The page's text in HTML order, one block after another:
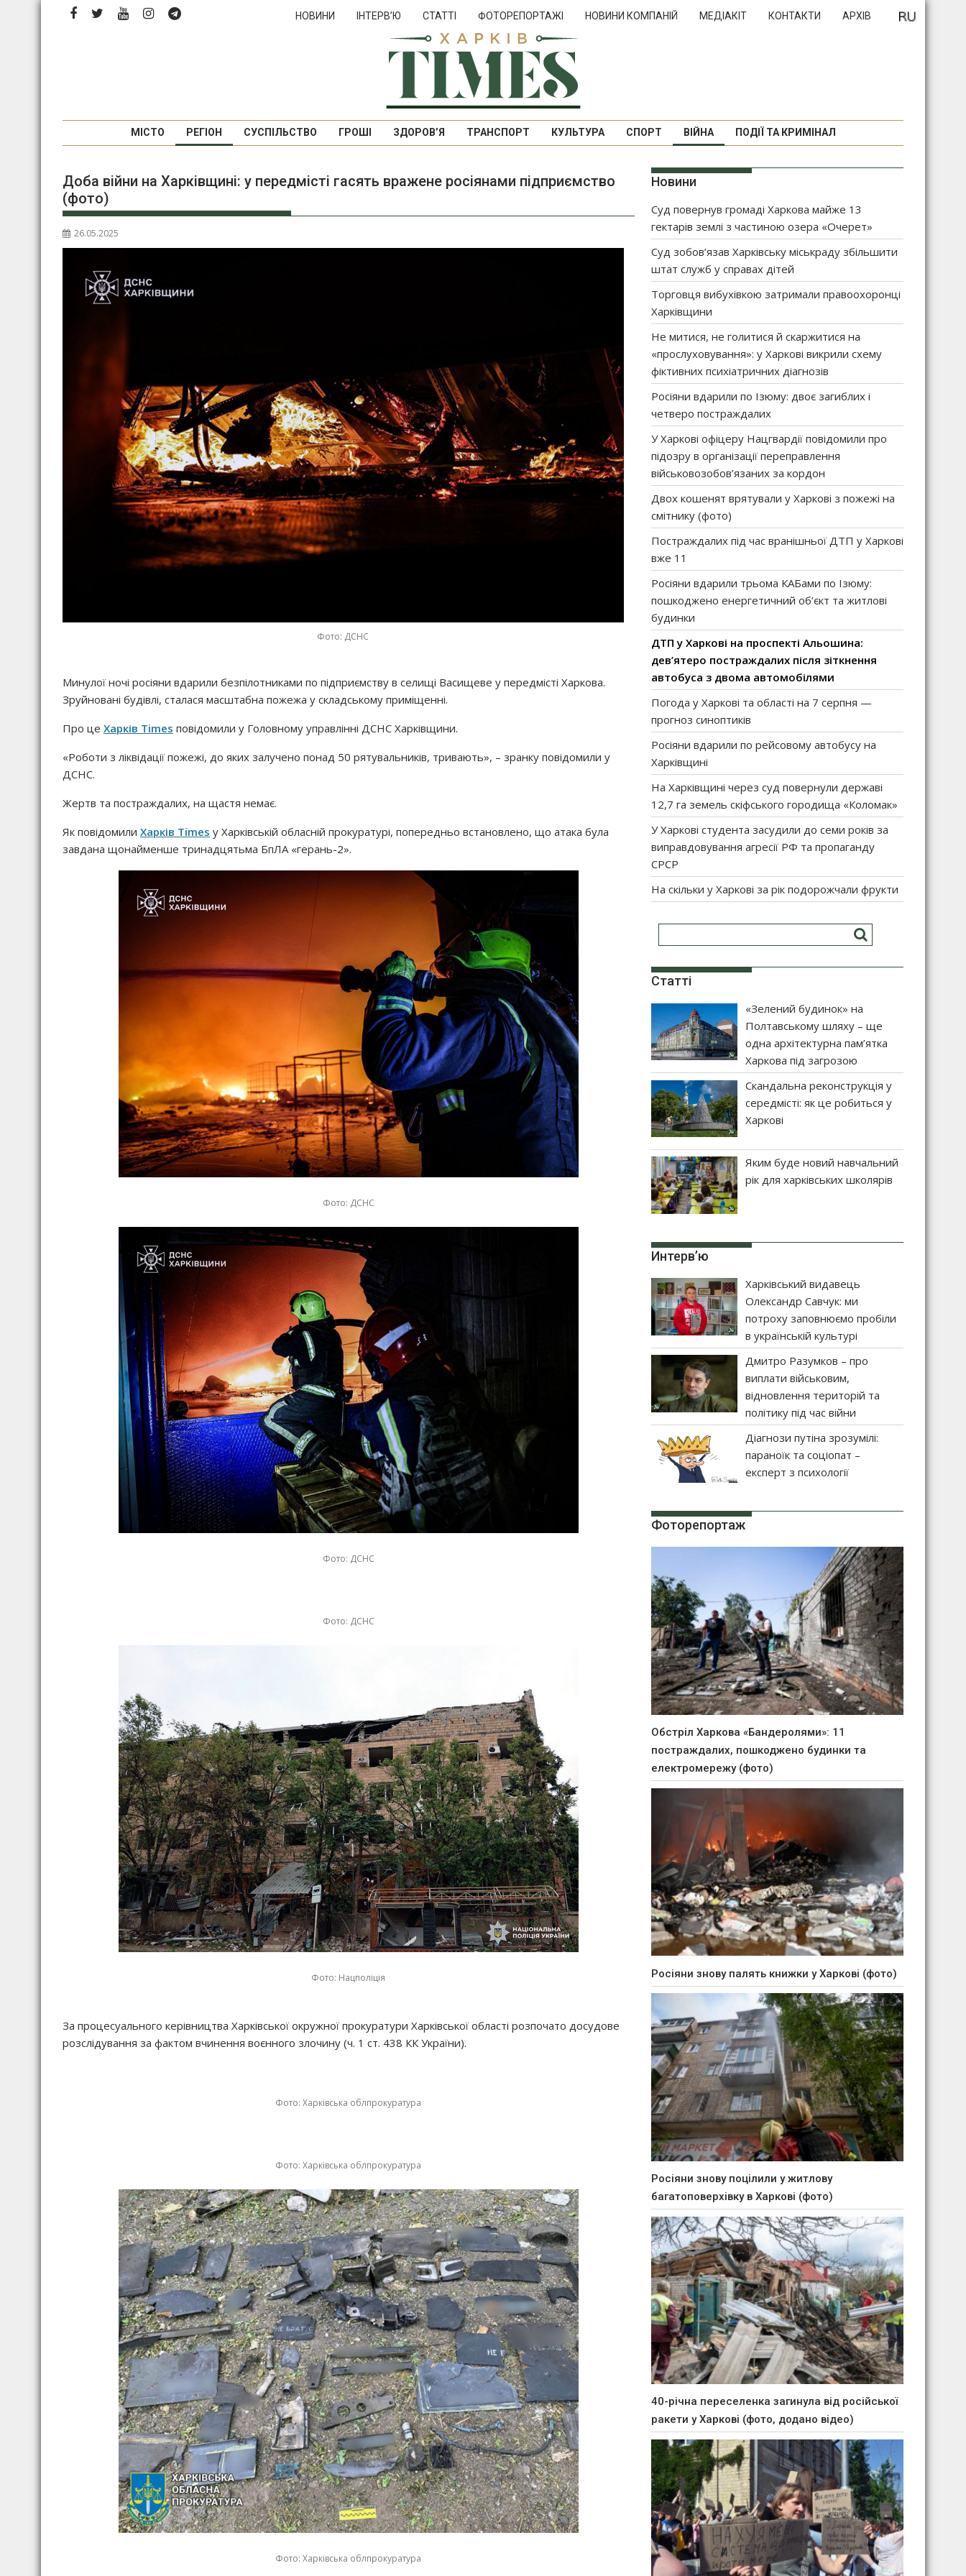
Перейти
НОВИНИ ІНТЕРВ’Ю СТАТТІ ФОТОРЕПОРТАЖІ НОВИНИ КОМПАНІЙ МЕДІАКІТ КОНТАКТИ АРХІВ
МІСТО РЕГІОН СУСПІЛЬСТВО ГРОШІ ЗДОРОВ’Я ТРАНСПОРТ КУЛЬТУРА СПОРТ ВІЙНА ПОДІЇ ТА КРИМІНАЛ
Доба війни на Харківщині: у передмісті гасять вражене росіянами підприємство
(фото)
26.05.2025
Фото: ДСНС
Минулої ночі росіяни вдарили безпілотниками по підприємству в селищі Васищеве у передмісті Харкова.
Зруйновані будівлі, сталася масштабна пожежа у складському приміщенні.
Про це Харків Times повідомили у Головному управлінні ДСНС Харківщини.
«Роботи з ліквідації пожежі, до яких залучено понад 50 рятувальників, тривають», – зранку повідомили у
ДСНС.
Жертв та постраждалих, на щастя немає.
Як повідомили Харків Times у Харківській обласній прокуратурі, попередньо встановлено, що атака була
завдана щонайменше тринадцятьма БпЛА «герань-2».
Фото: ДСНС
Фото: ДСНС
Фото: ДСНС
Фото: Нацполіція
За процесуального керівництва Харківської окружної прокуратури Харківської області розпочато досудове
розслідування за фактом вчинення воєнного злочину (ч. 1 ст. 438 КК України).
Фото: Харківська облпрокуратура
Фото: Харківська облпрокуратура
Фото: Харківська облпрокуратура
Новини
Суд повернув громаді Харкова майже 13
гектарів землі з частиною озера «Очерет»
Суд зобов’язав Харківську міськраду збільшити
штат служб у справах дітей
Торговця вибухівкою затримали правоохоронці
Харківщини
Не митися, не голитися й скаржитися на
«прослуховування»: у Харкові викрили схему
фіктивних психіатричних діагнозів
Росіяни вдарили по Ізюму: двоє загиблих і
четверо постраждалих
У Харкові офіцеру Нацгвардії повідомили про
підозру в організації переправлення
військовозобов’язаних за кордон
Двох кошенят врятували у Харкові з пожежі на
смітнику (фото)
Постраждалих під час вранішньої ДТП у Харкові
вже 11
Росіяни вдарили трьома КАБами по Ізюму:
пошкоджено енергетичний об’єкт та житлові
будинки
ДТП у Харкові на проспекті Альошина:
дев’ятеро постраждалих після зіткнення
автобуса з двома автомобілями
Погода у Харкові та області на 7 серпня —
прогноз синоптиків
Росіяни вдарили по рейсовому автобусу на
Харківщині
На Харківщині через суд повернули державі
12,7 га земель скіфського городища «Коломак»
У Харкові студента засудили до семи років за
виправдовування агресії РФ та пропаганду
СРСР
На скільки у Харкові за рік подорожчали фрукти
Статті
«Зелений будинок» на
Полтавському шляху – ще
одна архітектурна пам’ятка
Харкова під загрозою
Скандальна реконструкція у
середмісті: як це робиться у
Харкові
Яким буде новий навчальний
рік для харківських школярів
Интерв’ю
Харківський видавець
Олександр Савчук: ми
потроху заповнюємо пробіли
в українській культурі
Дмитро Разумков – про
виплати військовим,
відновлення територій та
політику під час війни
Діагнози путіна зрозумілі:
параноїк та соціопат –
експерт з психології
Фоторепортаж
Обстріл Харкова «Бандеролями»: 11
постраждалих, пошкоджено будинки та
електромережу (фото)
Росіяни знову палять книжки у Харкові (фото)
Росіяни знову поцілили у житлову
багатоповерхівку в Харкові (фото)
40-річна переселенка загинула від російської
ракети у Харкові (фото, додано відео)